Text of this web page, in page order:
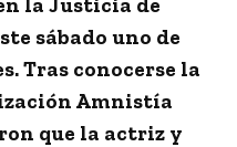
sábado uno de
Tras conocerse la
Amnistía
que la actriz y